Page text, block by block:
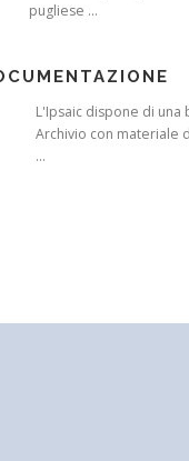
pugliese ...
L'Ipsaic dispone di una
Archivio con materiale
...